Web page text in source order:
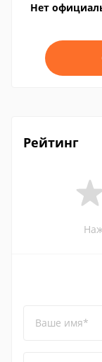
Нет
Рейтинг
Ваше имя*